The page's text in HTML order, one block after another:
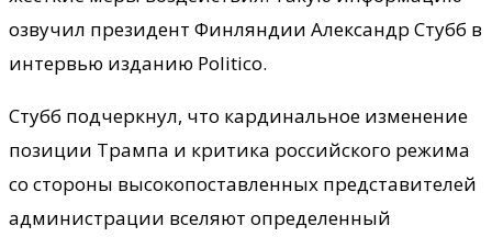
озвучил президент Финляндии Александр Стубб в
интервью изданию Politico.
Стубб подчеркнул, что кардинальное изменение
позиции Трампа и критика российского режима
со стороны высокопоставленных представителей
администрации вселяют определенный